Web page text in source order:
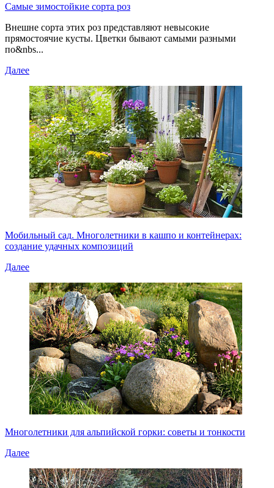
Самые зимостойкие сорта роз
Внешне сорта этих роз представляют невысокие
прямостоячие кусты. Цветки бывают самыми разными
по&nbs...
Далее
Мобильный сад. Многолетники в кашпо и контейнерах:
создание удачных композиций
Далее
Многолетники для альпийской горки: советы и тонкости
Далее